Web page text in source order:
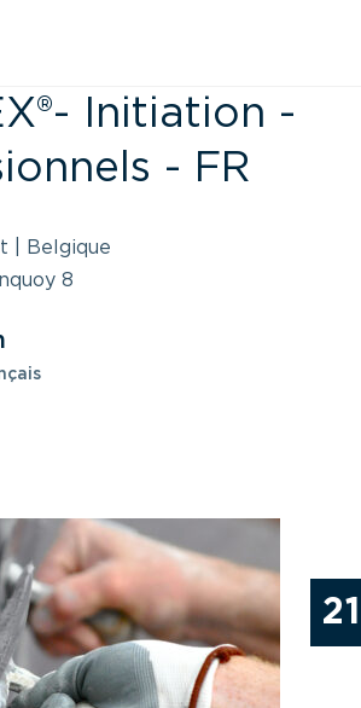
21
Initiation -
- FR
| Belgique
8